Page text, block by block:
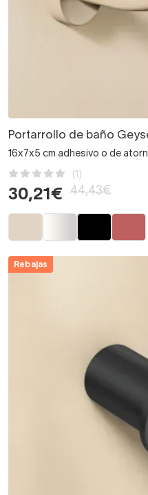
Portarrollo de baño
16x7x5 cm adhesivo o de
(1)
30,21€ 44,43€
Rebajas